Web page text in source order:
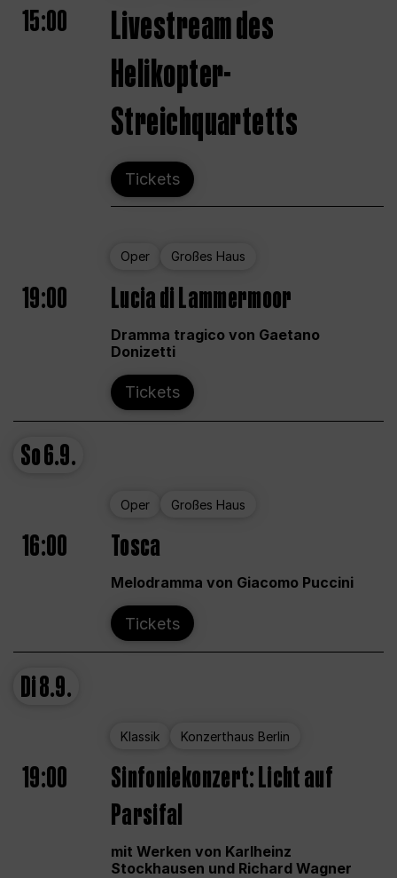
15:00
Livestream des
Helikopter-
Streichquartetts
Tickets
Oper Großes Haus
19:00 Lucia di Lammermoor
Dramma tragico von Gaetano
Donizetti
Tickets
So6.9.
Oper Großes Haus
16:00 Tosca
Melodramma von Giacomo Puccini
Tickets
Di8.9.
Klassik Konzerthaus Berlin
19:00
Sinfoniekonzert: Licht auf
Parsifal
mit Werken von Karlheinz
Stockhausen und Richard Wagner